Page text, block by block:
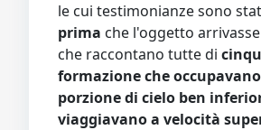
le cui testimonianze sono
prima che l'oggetto
che raccontano tutte di
formazione che
porzione di cielo ben
viaggiavano a velocità